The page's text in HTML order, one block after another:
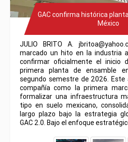
GAC confirma histórica
México
JULIO BRITO A.
marcado un hito en la industria
confirmar oficialmente el inicio
primera planta de ensamble
segundo semestre de 2026. Este
compañía como la primera
formalizar una infraestructura
tipo en suelo mexicano,
largo plazo bajo la estrategia
GAC 2.0. Bajo el enfoque